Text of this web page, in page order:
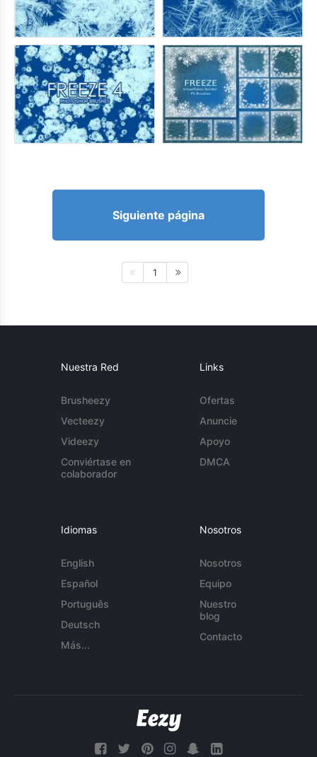
Siguiente página
1
Nuestra Red
Brusheezy
Vecteezy
Videezy
Conviértase en
colaborador
Links
Ofertas
Anuncie
Apoyo
DMCA
Idiomas
English
Español
Português
Deutsch
Más...
Nosotros
Nosotros
Equipo
Nuestro
blog
Contacto